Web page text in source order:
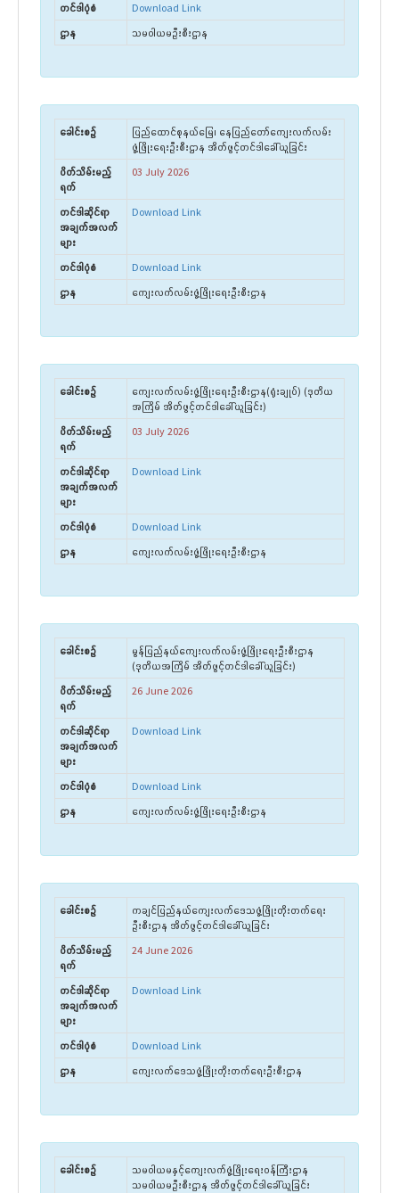
တင်ဒါပုံစံ
Download Link
ဌာန
သမဝါယမဦးစီးဌာန
ခေါင်းစဉ်
ပြည်ထောင်စုနယ်မြေ၊ နေပြည်တော်ကျေးလက်လမ်း
ဖွံ့ဖြိုးရေးဦးစီးဌာန အိတ်ဖွင့်တင်ဒါခေါ်ယူခြင်း
ပိတ်သိမ်းမည့်
ရက်
03 July 2026
တင်ဒါဆိုင်ရာ
အချက်အလက်
များ
Download Link
တင်ဒါပုံစံ
Download Link
ဌာန
ကျေးလက်လမ်းဖွံ့ဖြိုးရေးဦးစီးဌာန
ခေါင်းစဉ်
ကျေးလက်လမ်းဖွံ့ဖြိုးရေးဦးစီးဌာန(ရုံးချုပ်) (ဒုတိယ
အကြိမ် အိတ်ဖွင့်တင်ဒါခေါ်ယူခြင်း)
ပိတ်သိမ်းမည့်
ရက်
03 July 2026
တင်ဒါဆိုင်ရာ
အချက်အလက်
များ
Download Link
တင်ဒါပုံစံ
Download Link
ဌာန
ကျေးလက်လမ်းဖွံ့ဖြိုးရေးဦးစီးဌာန
ခေါင်းစဉ်
မွန်ပြည်နယ်ကျေးလက်လမ်းဖွံ့ဖြိုးရေးဦးစီးဌာန
(ဒုတိယအကြိမ် အိတ်ဖွင့်တင်ဒါခေါ်ယူခြင်း)
ပိတ်သိမ်းမည့်
ရက်
26 June 2026
တင်ဒါဆိုင်ရာ
အချက်အလက်
များ
Download Link
တင်ဒါပုံစံ
Download Link
ဌာန
ကျေးလက်လမ်းဖွံ့ဖြိုးရေးဦးစီးဌာန
ခေါင်းစဉ်
ကချင်ပြည်နယ်ကျေးလက်ဒေသဖွံ့ဖြိုးတိုးတက်ရေး
ဦးစီးဌာန အိတ်ဖွင့်တင်ဒါခေါ်ယူခြင်း
ပိတ်သိမ်းမည့်
ရက်
24 June 2026
တင်ဒါဆိုင်ရာ
အချက်အလက်
များ
Download Link
တင်ဒါပုံစံ
Download Link
ဌာန
ကျေးလက်ဒေသဖွံ့ဖြိုးတိုးတက်ရေးဦးစီးဌာန
ခေါင်းစဉ်
သမဝါယမနှင့်ကျေးလက်ဖွံ့ဖြိုးရေးဝန်ကြီးဌာန
သမဝါယမဦးစီးဌာန အိတ်ဖွင့်တင်ဒါခေါ်ယူခြင်း